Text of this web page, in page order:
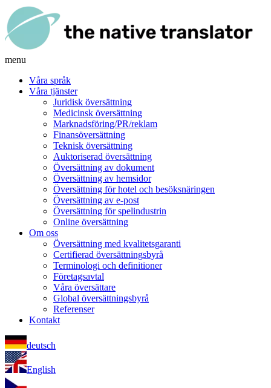
menu
Våra språk
Våra tjänster
Juridisk översättning
Medicinsk översättning
Marknadsföring/PR/reklam
Finansöversättning
Teknisk översättning
Auktoriserad översättning
Översättning av dokument
Översättning av hemsidor
Översättning för hotel och besöksnäringen
Översättning av e-post
Översättning för spelindustrin
Online översättning
Om oss
Översättning med kvalitetsgaranti
Certifierad översättningsbyrå
Terminologi och definitioner
Företagsavtal
Våra översättare
Global översättningsbyrå
Referenser
Kontakt
deutsch
English